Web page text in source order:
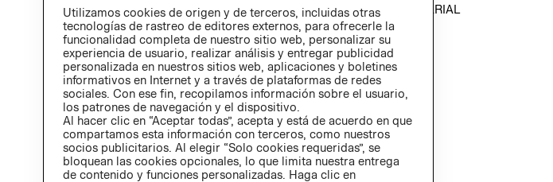
POLÍTICA EMPRESARIAL
Utilizamos cookies de origen y de terceros, incluidas otras
tecnologías de rastreo de editores externos, para ofrecerle la
funcionalidad completa de nuestro sitio web, personalizar su
experiencia de usuario, realizar análisis y entregar publicidad
personalizada en nuestros sitios web, aplicaciones y boletines
informativos en Internet y a través de plataformas de redes
sociales. Con ese fin, recopilamos información sobre el usuario,
los patrones de navegación y el dispositivo.
Al hacer clic en “Aceptar todas”, acepta y está de acuerdo en que
compartamos esta información con terceros, como nuestros
socios publicitarios. Al elegir “Solo cookies requeridas”, se
bloquean las cookies opcionales, lo que limita nuestra entrega
de contenido y funciones personalizadas. Haga clic en